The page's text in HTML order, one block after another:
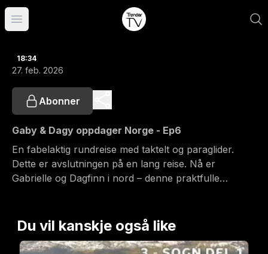
Åpne hovedmeny
18:34
27. feb. 2026
Abonner
Gaby & Dagy oppdager Norge - Ep6
En fabelaktig rundreise med taktelt og paraglider.
Dette er avslutningen på en lang reise. Nå er
Gabrielle og Dagfinn i nord – denne praktfulle
opplevelser!
Du vil kanskje også like